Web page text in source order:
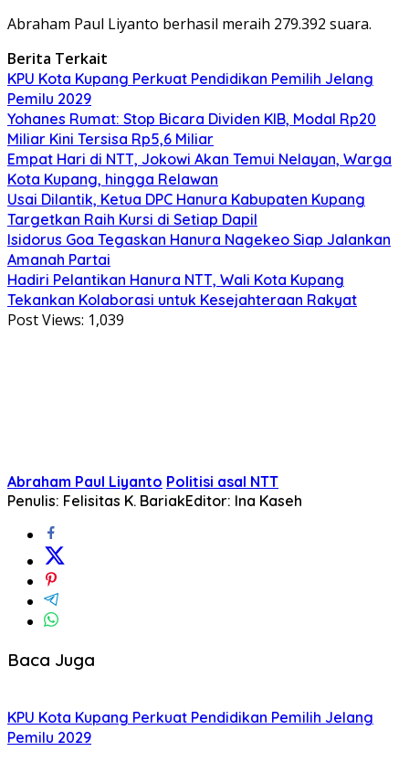
Abraham Paul Liyanto berhasil meraih 279.392 suara.
Berita Terkait
KPU Kota Kupang Perkuat Pendidikan Pemilih Jelang
Pemilu 2029
Yohanes Rumat: Stop Bicara Dividen KIB, Modal Rp20
Miliar Kini Tersisa Rp5,6 Miliar
Empat Hari di NTT, Jokowi Akan Temui Nelayan, Warga
Kota Kupang, hingga Relawan
Usai Dilantik, Ketua DPC Hanura Kabupaten Kupang
Targetkan Raih Kursi di Setiap Dapil
Isidorus Goa Tegaskan Hanura Nagekeo Siap Jalankan
Amanah Partai
Hadiri Pelantikan Hanura NTT, Wali Kota Kupang
Tekankan Kolaborasi untuk Kesejahteraan Rakyat
Post Views: 1,039
Abraham Paul Liyanto Politisi asal NTT
Penulis: Felisitas K. BariakEditor: Ina Kaseh
Baca Juga
KPU Kota Kupang Perkuat Pendidikan Pemilih Jelang
Pemilu 2029